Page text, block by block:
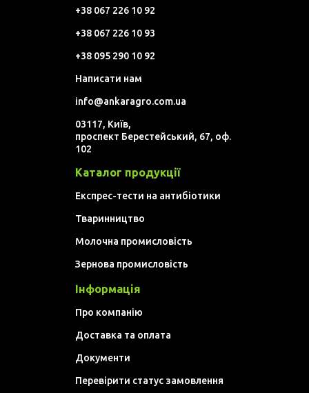
+38 067 226 10 92
+38 067 226 10 93
+38 095 290 10 92
Написати нам
info@ankaragro.com.ua
03117, Київ,
проспект Берестейський, 67, оф.
102
Каталог продукції
Експрес-тести на антибіотики
Тваринництво
Молочна промисловість
Зернова промисловість
Інформація
Про компанію
Доставка та оплата
Документи
Перевірити статус замовлення